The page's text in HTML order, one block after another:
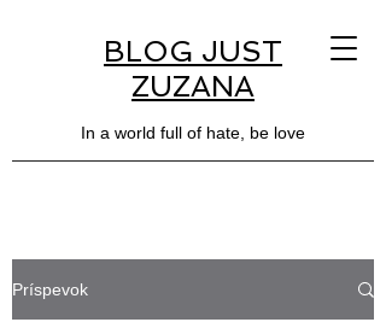
BLOG JUST
ZUZANA
In a world full of hate, be love
Príspevok